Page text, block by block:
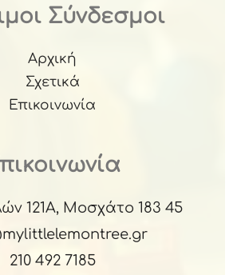
Σύνδεσμοι
Αρχική
Σχετικά
Επικοινωνία
121Α, Μοσχάτο 183 45
210 492 7185